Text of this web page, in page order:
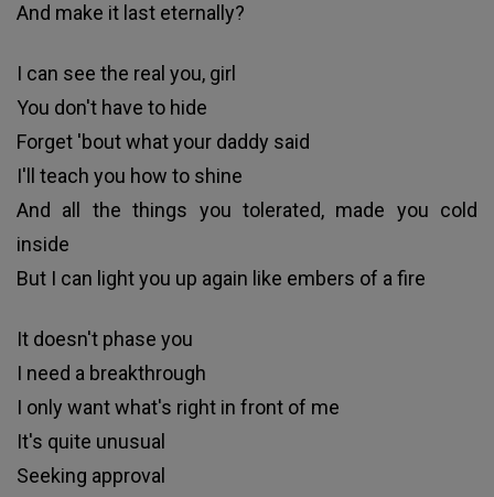
And make it last eternally?
I can see the real you, girl
You don't have to hide
Forget 'bout what your daddy said
I'll teach you how to shine
And all the things you tolerated, made you cold
inside
But I can light you up again like embers of a fire
It doesn't phase you
I need a breakthrough
I only want what's right in front of me
It's quite unusual
Seeking approval